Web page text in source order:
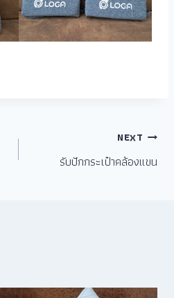
NEXT
รับปักกระเป๋าคล้องแขน